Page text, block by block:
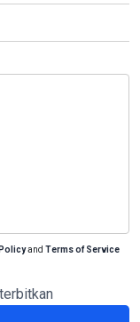
and Terms of Service